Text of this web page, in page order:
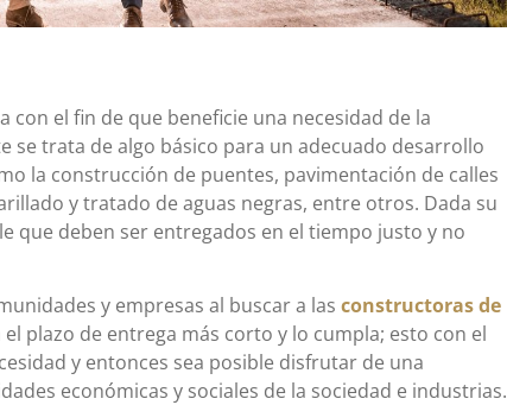
con el fin de que beneficie una necesidad de la
trata de algo básico para un adecuado desarrollo
la construcción de puentes, pavimentación de calles
y tratado de aguas negras, entre otros. Dada su
que deben ser entregados en el tiempo justo y no
y empresas al buscar a las constructoras de
plazo de entrega más corto y lo cumpla; esto con el
y entonces sea posible disfrutar de una
económicas y sociales de la sociedad e industrias.